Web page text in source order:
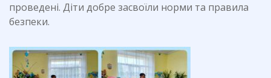
проведені. Діти добре засвоїли норми та правила
безпеки.